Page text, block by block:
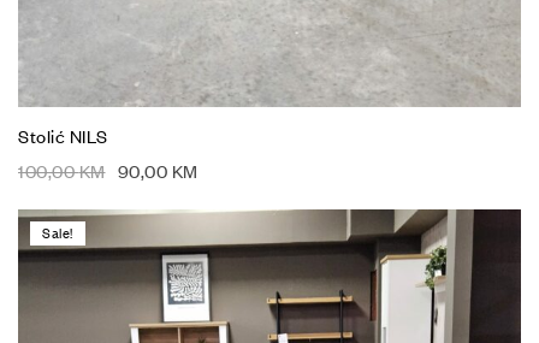
Stolić NILS
100,00KM 90,00 KM
Sale!